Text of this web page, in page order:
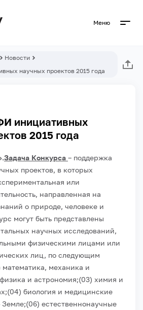
Меню
Новости
научных проектов 2015 года
инициативных
2015 года
Задача Конкурса – поддержка
проектов, в которых
или
направленная на
о природе, человеке и
могут быть представлены
научных исследований,
физическими лицами или
лиц, по следующим
математика, механика и
и астрономия;(03) химия и
(04) биология и медицинские
Земле;(06) естественнонаучные